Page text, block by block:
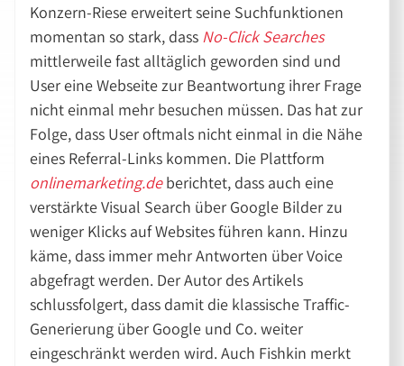
Konzern-Riese erweitert seine Suchfunktionen
momentan so stark, dass No-Click Searches
mittlerweile fast alltäglich geworden sind und
User eine Webseite zur Beantwortung ihrer Frage
nicht einmal mehr besuchen müssen. Das hat zur
Folge, dass User oftmals nicht einmal in die Nähe
eines Referral-Links kommen. Die Plattform
onlinemarketing.deberichtet, dass auch eine
verstärkte Visual Search über Google Bilder zu
weniger Klicks auf Websites führen kann. Hinzu
käme, dass immer mehr Antworten über Voice
abgefragt werden. Der Autor des Artikels
schlussfolgert, dass damit die klassische Traffic-
Generierung über Google und Co. weiter
eingeschränkt werden wird. Auch Fishkin merkt